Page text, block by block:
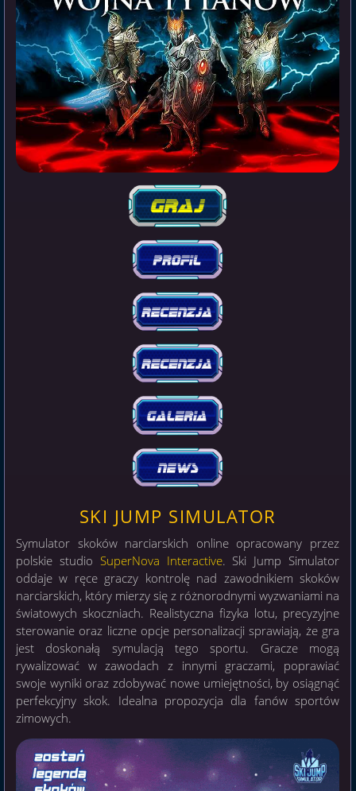
SKI JUMP SIMULATOR
Symulator skoków narciarskich online opracowany przez
polskie studio SuperNova Interactive. Ski Jump Simulator
oddaje w ręce graczy kontrolę nad zawodnikiem skoków
narciarskich, który mierzy się z różnorodnymi wyzwaniami na
światowych skoczniach. Realistyczna fizyka lotu, precyzyjne
sterowanie oraz liczne opcje personalizacji sprawiają, że gra
jest doskonałą symulacją tego sportu. Gracze mogą
rywalizować w zawodach z innymi graczami, poprawiać
swoje wyniki oraz zdobywać nowe umiejętności, by osiągnąć
perfekcyjny skok. Idealna propozycja dla fanów sportów
zimowych.